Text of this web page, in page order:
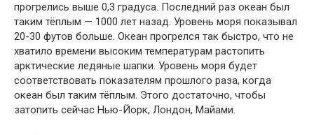
прогрелись выше 0,3 градуса. Последний раз океан был
таким тёплым — 1000 лет назад. Уровень моря показывал
20-30 футов больше. Океан прогрелся так быстро, что не
хватило времени высоким температурам растопить
арктические ледяные шапки. Уровень моря будет
соответствовать показателям прошлого раза, когда
океан был таким тёплым. Этого достаточно, чтобы
затопить сейчас Нью-Йорк, Лондон, Майами.